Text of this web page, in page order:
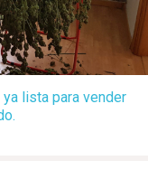
ya lista para vender